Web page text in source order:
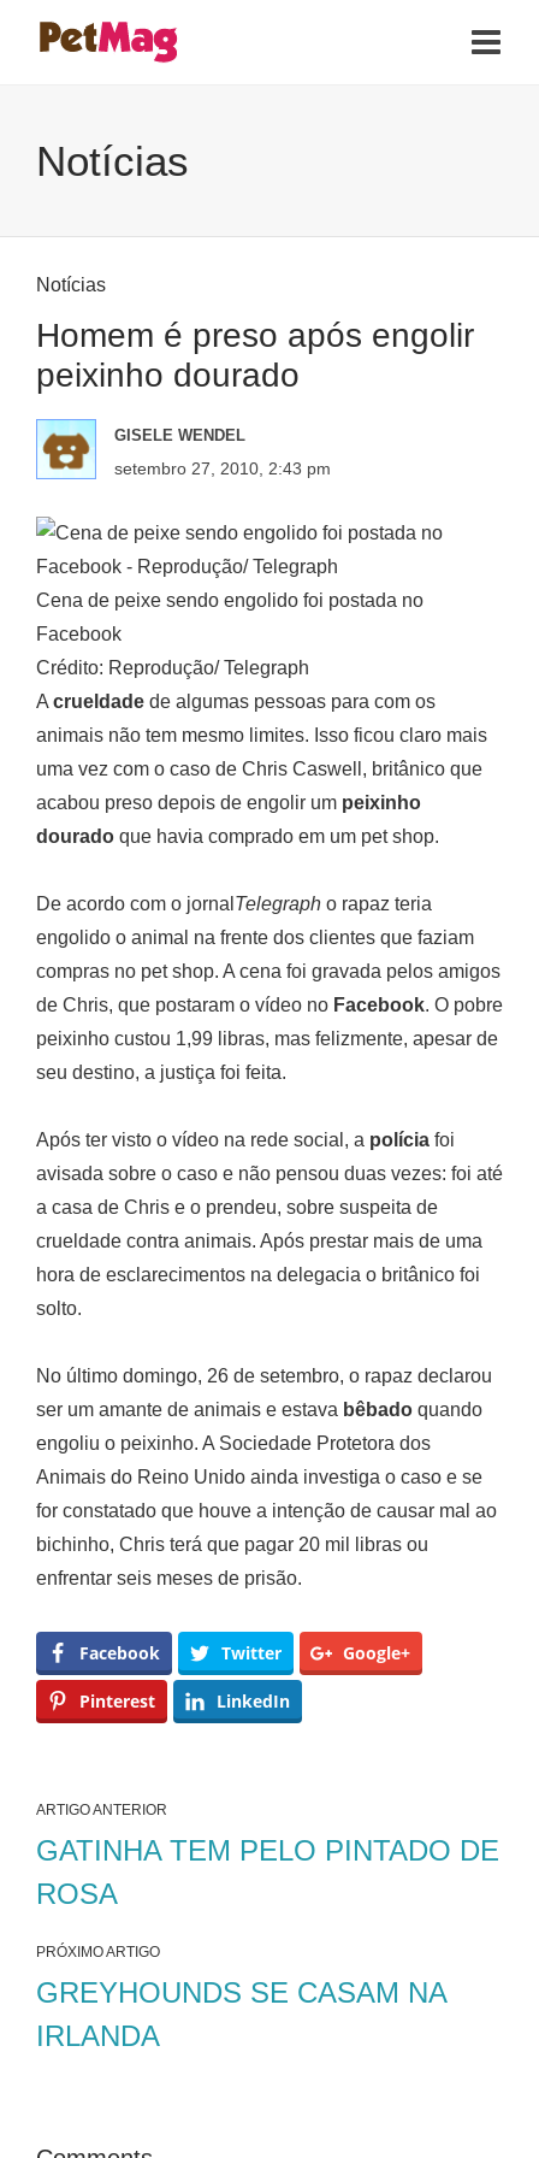
Notícias
Notícias
Homem é preso após engolir
peixinho dourado
GISELE WENDEL
setembro 27, 2010, 2:43 pm
Cena de peixe sendo engolido foi postada no
Facebook
Crédito: Reprodução/ Telegraph
A crueldade de algumas pessoas para com os
animais não tem mesmo limites. Isso ficou claro mais
uma vez com o caso de Chris Caswell, britânico que
acabou preso depois de engolir um peixinho
dourado que havia comprado em um pet shop.
De acordo com o jornal Telegraph o rapaz teria
engolido o animal na frente dos clientes que faziam
compras no pet shop. A cena foi gravada pelos amigos
de Chris, que postaram o vídeo no Facebook. O pobre
peixinho custou 1,99 libras, mas felizmente, apesar de
seu destino, a justiça foi feita.
Após ter visto o vídeo na rede social, a polícia foi
avisada sobre o caso e não pensou duas vezes: foi até
a casa de Chris e o prendeu, sobre suspeita de
crueldade contra animais. Após prestar mais de uma
hora de esclarecimentos na delegacia o britânico foi
solto.
No último domingo, 26 de setembro, o rapaz declarou
ser um amante de animais e estava bêbado quando
engoliu o peixinho. A Sociedade Protetora dos
Animais do Reino Unido ainda investiga o caso e se
for constatado que houve a intenção de causar mal ao
bichinho, Chris terá que pagar 20 mil libras ou
enfrentar seis meses de prisão.
Facebook Twitter Google+
Pinterest LinkedIn
ARTIGO ANTERIOR
GATINHA TEM PELO PINTADO DE
ROSA
PRÓXIMO ARTIGO
GREYHOUNDS SE CASAM NA
IRLANDA